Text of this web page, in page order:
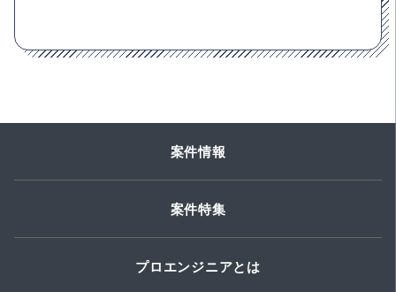
案件情報
案件特集
プロエンジニアとは